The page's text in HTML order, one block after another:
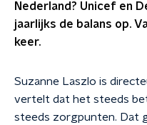
Nederland? Unicef en
jaarlijks de balans op.
keer.
Suzanne Laszlo is
vertelt dat het steeds
steeds zorgpunten. Dat